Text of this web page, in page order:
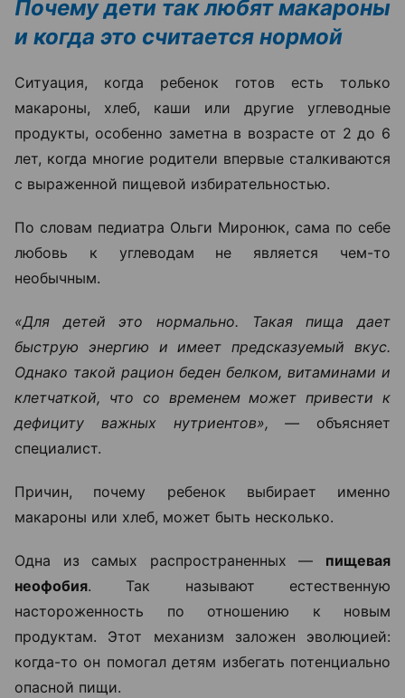
Почему дети так любят макароны
и когда это считается нормой
Ситуация, когда ребенок готов есть только
макароны, хлеб, каши или другие углеводные
продукты, особенно заметна в возрасте от 2 до 6
лет, когда многие родители впервые сталкиваются
с выраженной пищевой избирательностью.
По словам педиатра Ольги Миронюк, сама по себе
любовь к углеводам не является чем-то
необычным.
«Для детей это нормально. Такая пища дает
быструю энергию и имеет предсказуемый вкус.
Однако такой рацион беден белком, витаминами и
клетчаткой, что со временем может привести к
дефициту важных нутриентов», — объясняет
специалист.
Причин, почему ребенок выбирает именно
макароны или хлеб, может быть несколько.
Одна из самых распространенных — пищевая
неофобия. Так называют естественную
настороженность по отношению к новым
продуктам. Этот механизм заложен эволюцией:
когда-то он помогал детям избегать потенциально
опасной пищи.